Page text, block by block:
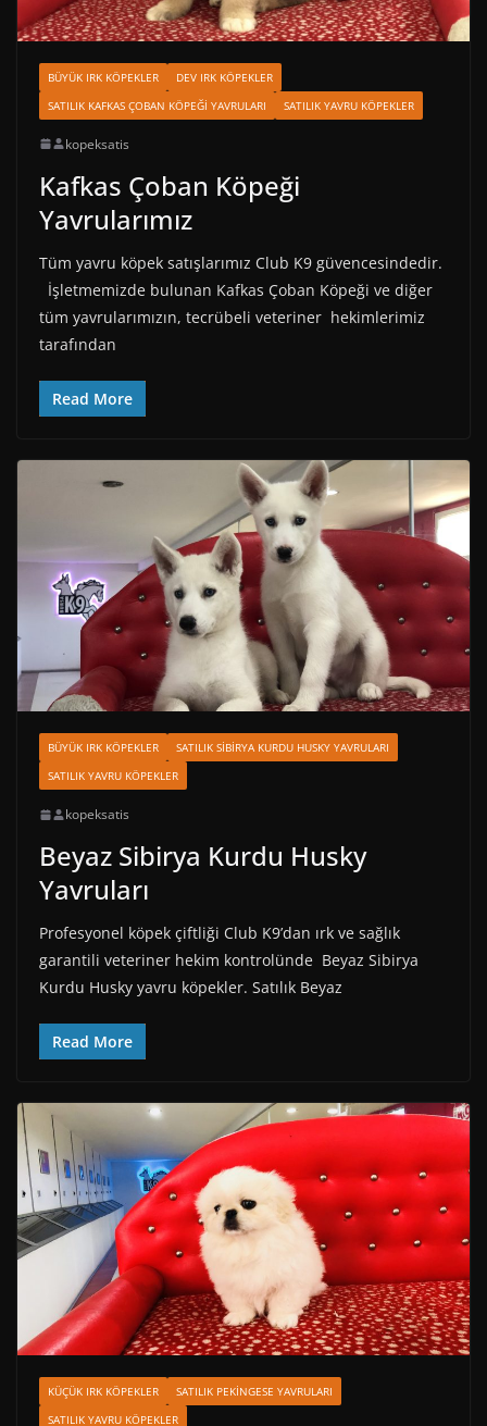
BÜYÜK IRK KÖPEKLER
DEV IRK KÖPEKLER
SATILIK KAFKAS ÇOBAN KÖPEĞI YAVRULARI
SATILIK YAVRU KÖPEKLER
kopeksatis
Kafkas Çoban Köpeği
Yavrularımız
Tüm yavru köpek satışlarımız Club K9 güvencesindedir.
İşletmemizde bulunan Kafkas Çoban Köpeği ve diğer
tüm yavrularımızın, tecrübeli veteriner hekimlerimiz
tarafından
Read More
BÜYÜK IRK KÖPEKLER
SATILIK SIBIRYA KURDU HUSKY YAVRULARI
SATILIK YAVRU KÖPEKLER
kopeksatis
Beyaz Sibirya Kurdu Husky
Yavruları
Profesyonel köpek çiftliği Club K9’dan ırk ve sağlık
garantili veteriner hekim kontrolünde Beyaz Sibirya
Kurdu Husky yavru köpekler. Satılık Beyaz
Read More
KÜÇÜK IRK KÖPEKLER
SATILIK PEKINGESE YAVRULARI
SATILIK YAVRU KÖPEKLER